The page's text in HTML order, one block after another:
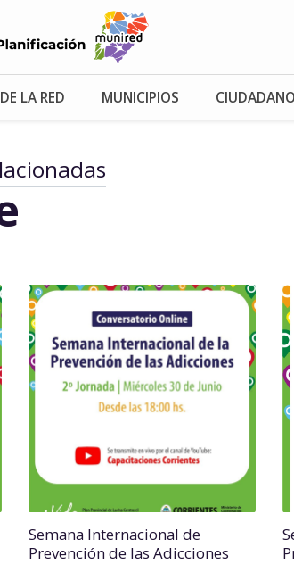
LA RED MUNICIPIOS
Semana Internacional de
Prevención de las Adicciones